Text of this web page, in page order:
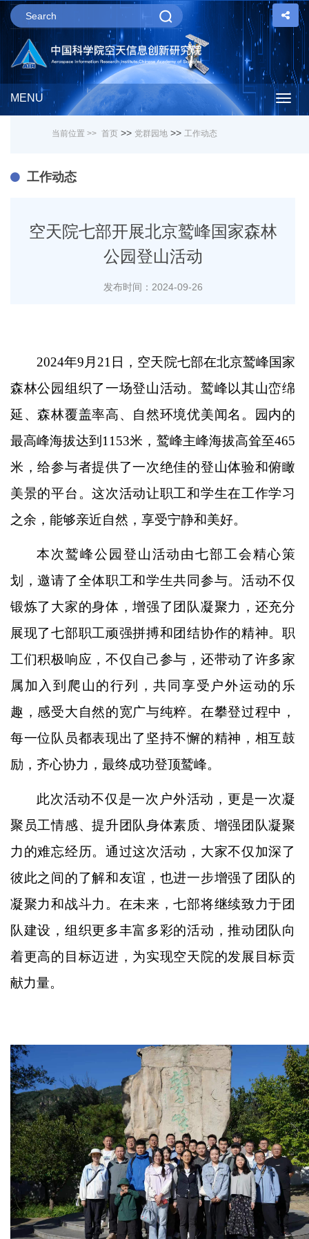
MENU
当前位置 >> 首页 >> 党群园地 >> 工作动态
工作动态
空天院七部开展北京鹫峰国家森林
公园登山活动
发布时间：2024-09-26
2024年9月21日，空天院七部在北京鹫峰国家
森林公园组织了一场登山活动。鹫峰以其山峦绵
延、森林覆盖率高、自然环境优美闻名。园内的
最高峰海拔达到1153米，鹫峰主峰海拔高耸至465
米，给参与者提供了一次绝佳的登山体验和俯瞰
美景的平台。这次活动让职工和学生在工作学习
之余，能够亲近自然，享受宁静和美好。
本次鹫峰公园登山活动由七部工会精心策
划，邀请了全体职工和学生共同参与。活动不仅
锻炼了大家的身体，增强了团队凝聚力，还充分
展现了七部职工顽强拼搏和团结协作的精神。职
工们积极响应，不仅自己参与，还带动了许多家
属加入到爬山的行列，共同享受户外运动的乐
趣，感受大自然的宽广与纯粹。在攀登过程中，
每一位队员都表现出了坚持不懈的精神，相互鼓
励，齐心协力，最终成功登顶鹫峰。
此次活动不仅是一次户外活动，更是一次凝
聚员工情感、提升团队身体素质、增强团队凝聚
力的难忘经历。通过这次活动，大家不仅加深了
彼此之间的了解和友谊，也进一步增强了团队的
凝聚力和战斗力。在未来，七部将继续致力于团
队建设，组织更多丰富多彩的活动，推动团队向
着更高的目标迈进，为实现空天院的发展目标贡
献力量。